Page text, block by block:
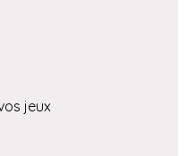
jeux